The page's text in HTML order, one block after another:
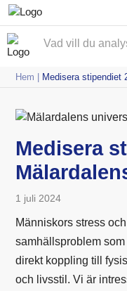
Hem | Medisera stipendiet
Medisera
1 juli 2024
Människors stress
samhällsproblem
direkt koppling till
och livsstil. Vi är